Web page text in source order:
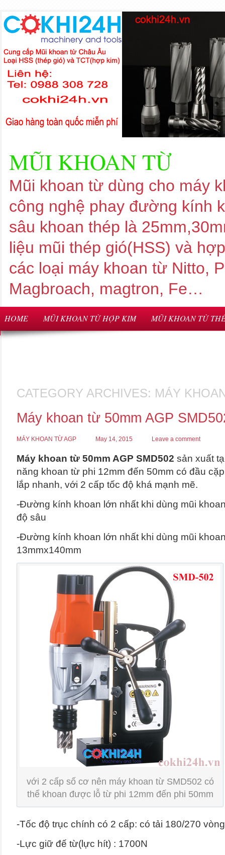
MŨI KHOAN TỪ
Mũi khoan từ dùng cho máy
công nghệ phay đường kính
sâu khoan thép là
liệu mũi thép gió(HSS) và
các loại máy khoan từ Nitto,
Magbroach, magtron, Fe…
HOME MŨI KHOAN TỪ HỢP KIM MŨI KHOAN TỪ
CATEGORY ARCHIVES: MÁY
Máy khoan từ 50mm AGP
MÁY KHOAN TỪ AGP May 14, 2015 Leave a comment
Máy khoan từ 50mm AGP SMD502 sản xuất
năng khoan từ phi 12mm đến 50mm có đầu
lắp nhanh, với 2 cấp tốc độ khá mạnh mẽ.
-Đường kính khoan lớn nhất khi dùng mũi
độ sâu
-Đường kính khoan lớn nhất khi dùng mũi
13mmx140mm
với 2 cấp số cơ nên máy khoan từ SMD502 có
thể khoan được lỗ từ phi 12mm đến phi 50mm
-Tốc độ trục chính có 2 cấp: có tải 180/270
-Lực giữ đế từ(lực hít) : 1700N